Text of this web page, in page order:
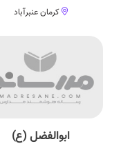
کرمان عنبرآباد
ابوالفضل (ع)